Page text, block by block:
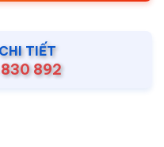
TIẾT
892